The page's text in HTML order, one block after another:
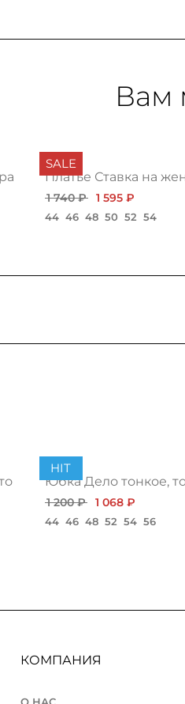
Вам
SALE
Платье Ставка на
1 740 ₽ 1 595 ₽
44 46 48 50 52 54
HIT
Юбка Дело тонкое,
1 200 ₽ 1 068 ₽
44 46 48 52 54 56
КОМПАНИЯ